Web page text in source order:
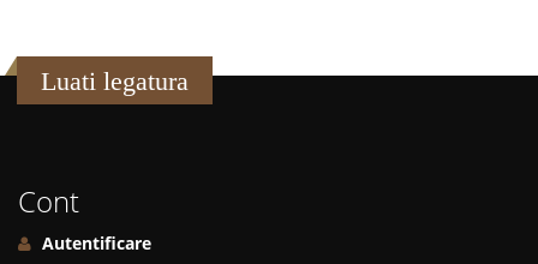
Luati legatura
Cont
Autentificare